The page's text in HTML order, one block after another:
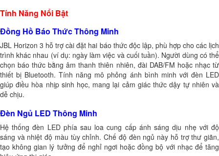
Tính Năng Nổi Bật
Đồng Hồ Báo Thức Thông Minh
JBL Horizon 3 hỗ trợ cài đặt hai báo thức độc lập, phù hợp cho các lịch
trình khác nhau (ví dụ: ngày làm việc và cuối tuần). Người dùng có thể
chọn báo thức bằng âm thanh thiên nhiên, đài DAB/FM hoặc nhạc từ
thiết bị Bluetooth. Tính năng mô phỏng ánh bình minh với đèn LED
giúp điều hòa nhịp sinh học, mang lại cảm giác thức dậy tự nhiên và
dễ chịu.
Đèn Ngủ LED Thông Minh
Hệ thống đèn LED phía sau loa cung cấp ánh sáng dịu nhẹ với độ
sáng và nhiệt độ màu tùy chỉnh. Chế độ đèn ngủ này hỗ trợ thư giãn,
tạo không gian lý tưởng để nghỉ ngơi hoặc đồng bộ với nhạc để tăng